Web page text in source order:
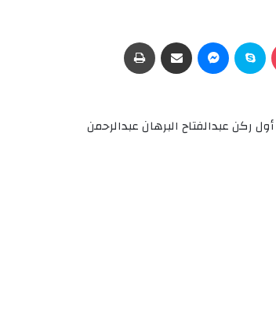
ركن عبدالفتاح البرهان عبدالرحمن